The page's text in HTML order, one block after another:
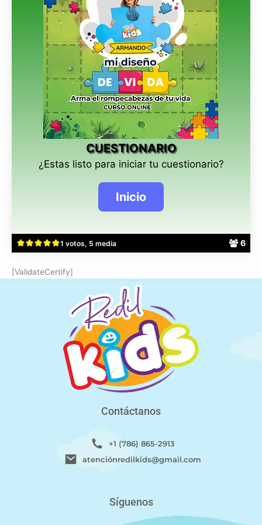
1 votos, 5 media 6
CUESTIONARIO
¿Estas listo para iniciar tu cuestionario?
[ValidateCertify]
Contáctanos
+1 (786) 865-2913
atenciónredilkids@gmail.com
Síguenos